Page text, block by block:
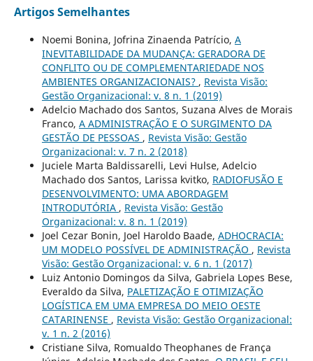
Artigos Semelhantes
Noemi Bonina, Jofrina Zinaenda Patrício, A
INEVITABILIDADE DA MUDANÇA: GERADORA DE
CONFLITO OU DE COMPLEMENTARIEDADE NOS
AMBIENTES ORGANIZACIONAIS? , Revista Visão:
Gestão Organizacional: v. 8 n. 1 (2019)
Adelcio Machado dos Santos, Suzana Alves de Morais
Franco, A ADMINISTRAÇÃO E O SURGIMENTO DA
GESTÃO DE PESSOAS , Revista Visão: Gestão
Organizacional: v. 7 n. 2 (2018)
Juciele Marta Baldissarelli, Levi Hulse, Adelcio
Machado dos Santos, Larissa kvitko, RADIOFUSÃO E
DESENVOLVIMENTO: UMA ABORDAGEM
INTRODUTÓRIA , Revista Visão: Gestão
Organizacional: v. 8 n. 1 (2019)
Joel Cezar Bonin, Joel Haroldo Baade, ADHOCRACIA:
UM MODELO POSSÍVEL DE ADMINISTRAÇÃO , Revista
Visão: Gestão Organizacional: v. 6 n. 1 (2017)
Luiz Antonio Domingos da Silva, Gabriela Lopes Bese,
Everaldo da Silva, PALETIZAÇÃO E OTIMIZAÇÃO
LOGÍSTICA EM UMA EMPRESA DO MEIO OESTE
CATARINENSE , Revista Visão: Gestão Organizacional:
v. 1 n. 2 (2016)
Cristiane Silva, Romualdo Theophanes de França